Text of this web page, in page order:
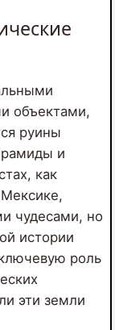
объектами,
руины
и
как
чудесами, но
истории
роль
эти земли